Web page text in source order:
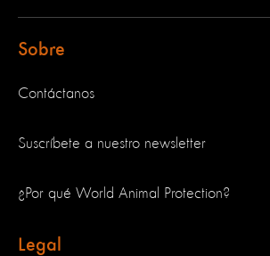
Sobre
Contáctanos
Suscríbete a nuestro newsletter
¿Por qué World Animal Protection?
Legal